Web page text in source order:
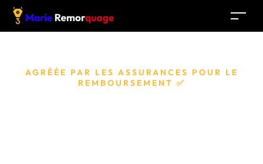
AGRÉÉE PAR LES ASSURANCES POUR LE
REMBOURSEMENT ✅